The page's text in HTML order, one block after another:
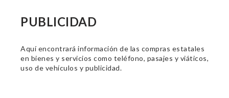
PUBLICIDAD
Aquí encontrará información de las compras estatales
en bienes y servicios como teléfono, pasajes y viáticos,
uso de vehículos y publicidad.